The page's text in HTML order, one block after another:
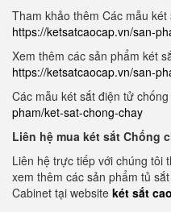
Tham khảo thêm Các mẫu két
https://ketsatcaocap.vn/san-
Xem thêm các sản phẩm két
https://ketsatcaocap.vn/san-
Các mẫu két sắt điện tử chống
pham/ket-sat-chong-chay
Liên hệ mua két sắt Chống
Liên hệ trực tiếp với chúng tôi
xem thêm các sản phẩm tủ
Cabinet tại website két sắt